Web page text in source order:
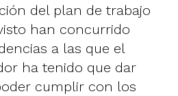
del plan de trabajo
han concurrido
a las que el
ha tenido que dar
cumplir con los